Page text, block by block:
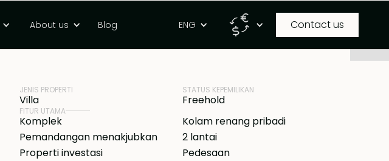
About us Blog ENG Contact us
HARGA ID PROPERTI
JENIS PROPERTI
Villa
STATUS KEPEMILIKAN
Freehold
FITUR UTAMA
Komplek
Kolam renang pribadi
Pemandangan menakjubkan
2 lantai
Properti investasi
Pedesaan